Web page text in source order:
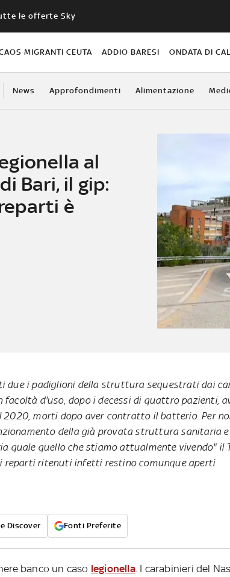
le offerte Sky
MIGRANTI CEUTA ADDIO BARESI ONDATA DI
News Approfondimenti Alimentazione
al
Bari, il gip:
è
due i padiglioni della struttura sequestrati dai
facoltà d'uso, dopo i decessi di quattro pazienti,
2020, morti dopo aver contratto il batterio. Per
della già provata struttura sanitaria e
quale quello che stiamo attualmente vivendo" il
reparti ritenuti infetti restino comunque aperti
Discover Fonti Preferite
banco un caso legionella. I carabinieri del